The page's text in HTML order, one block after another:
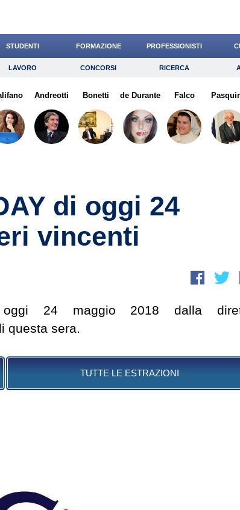
STUDENTI FORMAZIONE PROFESSIONISTI
Lavoro Concorsi Ricerca
Risparmio Diritto Economia
LAVORO CONCORSI RICERCA
Andreotti Bonetti de Durante Falco
di oggi 24
vincenti
24 maggio 2018 dalla
questa sera.
TUTTE LE ESTRAZIONI